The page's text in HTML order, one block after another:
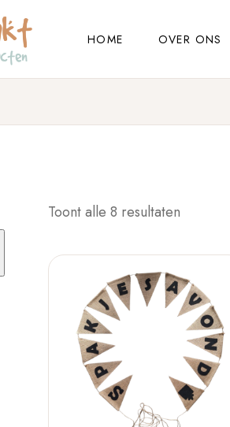
HOME OVER ONS
Toont alle 8 resultaten